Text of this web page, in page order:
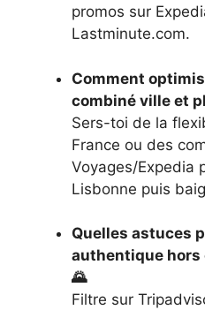
promos sur
Lastminute.com.
Comment
combiné ville et
Sers-toi de la
France ou des
Voyages/Expedia
Lisbonne puis
Quelles astuces
authentique hors
🌄
Filtre sur